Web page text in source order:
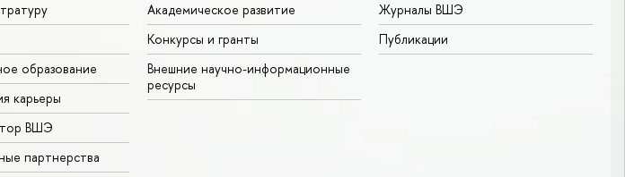
образование
карьеры
ВШЭ
партнерства
Академическое развитие
Конкурсы и гранты
Внешние научно-информационные
ресурсы
Журналы ВШЭ
Публикации